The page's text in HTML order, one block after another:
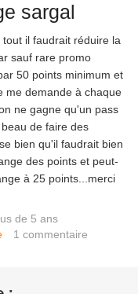
sargal
il faudrait réduire la
sauf rare promo
50 points minimum et
me demande à chaque
ne gagne qu'un pass
de faire des
bien qu'il faudrait bien
des points et peut-
à 25 points...merci
de 5 ans
1commentaire